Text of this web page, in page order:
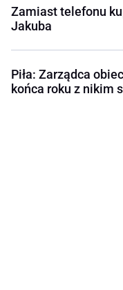
Zamiast telefonu
Jakuba
Piła: Zarządca
końca roku z nikim